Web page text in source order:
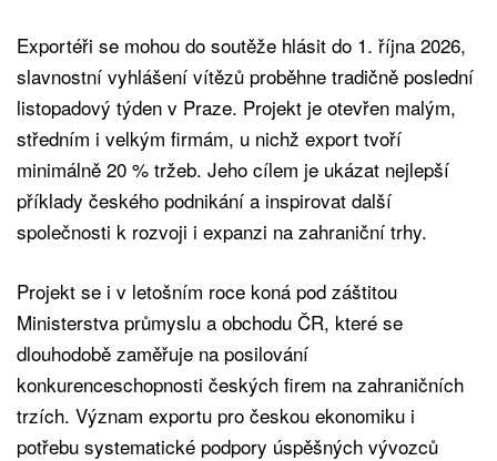
Exportéři se mohou do soutěže hlásit do 1. října 2026,
slavnostní vyhlášení vítězů proběhne tradičně poslední
listopadový týden v Praze. Projekt je otevřen malým,
středním i velkým firmám, u nichž export tvoří
minimálně 20 % tržeb. Jeho cílem je ukázat nejlepší
příklady českého podnikání a inspirovat další
společnosti k rozvoji i expanzi na zahraniční trhy.
Projekt se i v letošním roce koná pod záštitou
Ministerstva průmyslu a obchodu ČR, které se
dlouhodobě zaměřuje na posilování
konkurenceschopnosti českých firem na zahraničních
trzích. Význam exportu pro českou ekonomiku i
potřebu systematické podpory úspěšných vývozců